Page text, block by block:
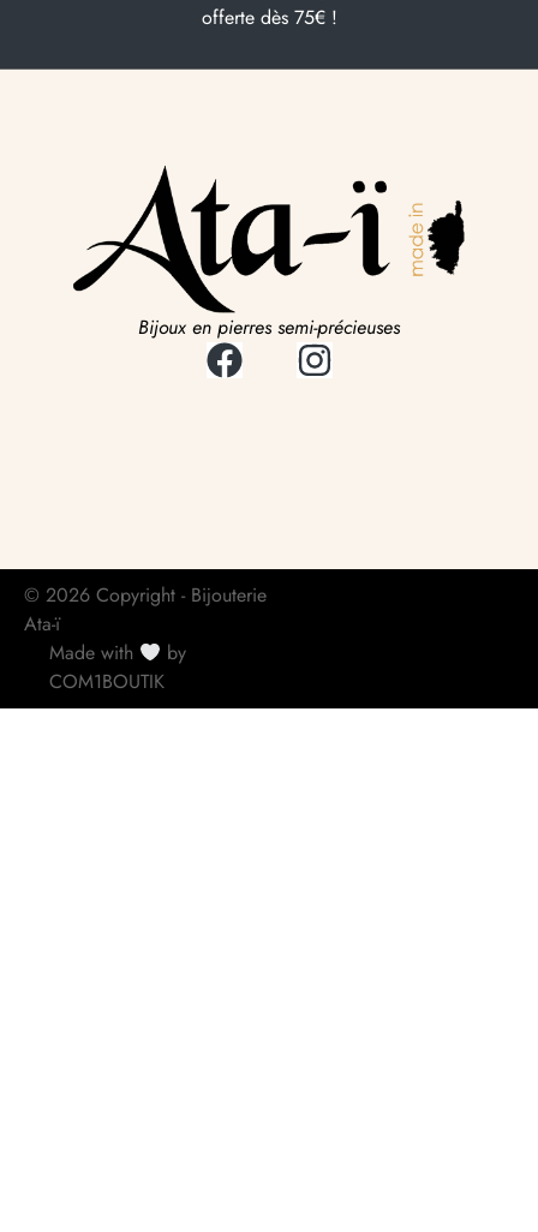
offerte dès 75€ !
Bijoux en pierres semi-précieuses
© 2026 Copyright - Bijouterie
Ata-ï
Made with
by
COM1BOUTIK